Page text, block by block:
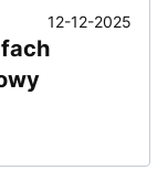
12-12-2025